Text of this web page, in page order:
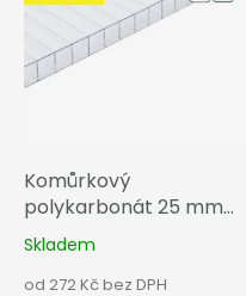
Komůrkový
polykarbonát 25 mm
čirá
Skladem
od 272 Kč bez DPH